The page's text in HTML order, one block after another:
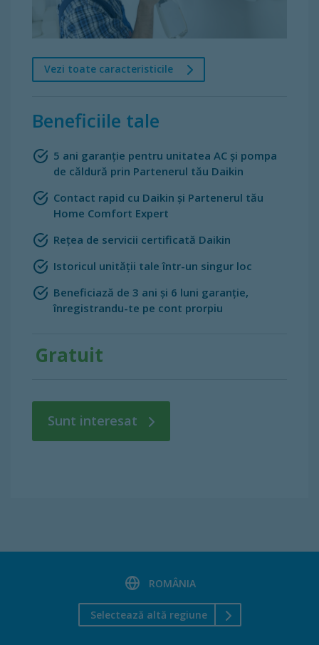
Vezi toate caracteristicile
Beneficiile tale
5 ani garanție pentru unitatea AC şi pompa
de căldură prin Partenerul tău Daikin
Contact rapid cu Daikin şi Partenerul tău
Home Comfort Expert
Rețea de servicii certificată Daikin
Istoricul unității tale într-un singur loc
Beneficiază de 3 ani şi 6 luni garanţie,
înregistrandu-te pe cont prorpiu
Gratuit
Sunt interesat
ROMÂNIA
Selectează altă regiune